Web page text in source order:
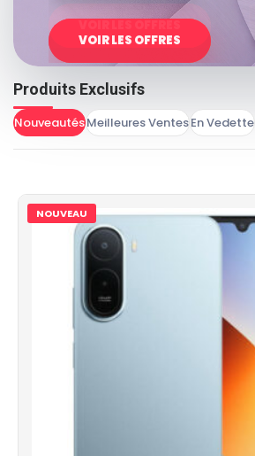
VOIR LES OFFRES
Produits Exclusifs
NouveautésMeilleures VentesEn Vedette
NOUVEAU